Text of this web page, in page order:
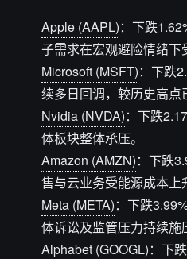
Apple (AAPL)：下跌
子需求在宏观避险情绪下
Microsoft (MSFT)：下跌
续多日回调，较历史高点
Nvidia (NVDA)：下跌
体板块整体承压。
Amazon (AMZN)：下跌
售与云业务受能源成本上
Meta (META)：下跌
体诉讼及监管压力持续施
Alphabet (GOOGL)：下